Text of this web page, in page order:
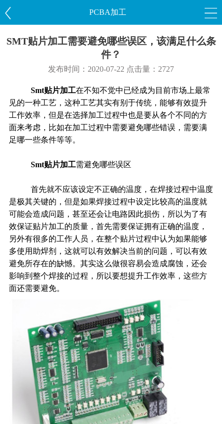
PCBA加工
SMT贴片加工需要避免哪些误区，该满足什么条
件？
发布时间：2020-07-22 点击量：2727
Smt贴片加工在不知不觉中已经成为目前市场上最常
见的一种工艺，这种工艺其实有别于传统，能够有效提升
工作效率，但是在选择加工过程中也是要从各个不同的方
面来考虑，比如在加工过程中需要避免哪些错误，需要满
足哪一些条件等等。
Smt贴片加工需避免哪些误区
首先就不应该设定不正确的温度，在焊接过程中温度
是极其关键的，但是如果焊接过程中设定比较高的温度就
可能会造成问题，甚至还会让电路因此损伤，所以为了有
效保证贴片加工的质量，首先需要保证拥有正确的温度，
另外有很多的工作人员，在整个贴片过程中认为如果能够
多使用助焊剂，这就可以有效解决当前的问题，可以有效
避免所存在的缺憾。其实这么做很容易会造成腐蚀，还会
影响到整个焊接的过程，所以要想提升工作效率，这些方
面还需要避免。